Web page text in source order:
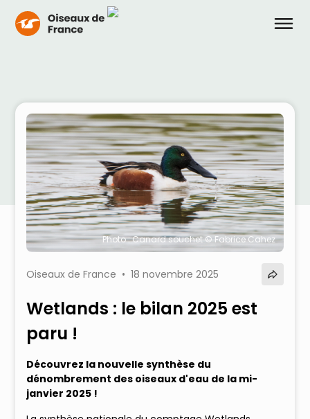
Photo : Canard souchet © Fabrice Cahez
Oiseaux de France • 18 novembre 2025
Wetlands : le bilan 2025 est
paru !
Découvrez la nouvelle synthèse du
dénombrement des oiseaux d'eau de la mi-
janvier 2025 !